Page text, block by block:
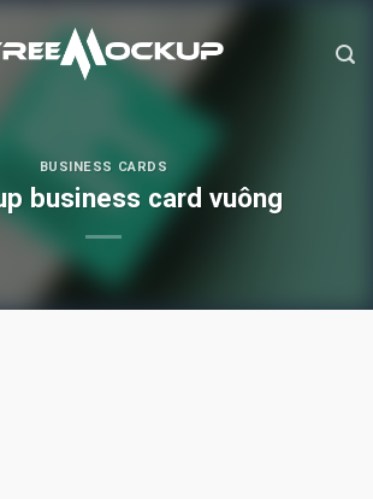
BUSINESS CARDS
business card vuông